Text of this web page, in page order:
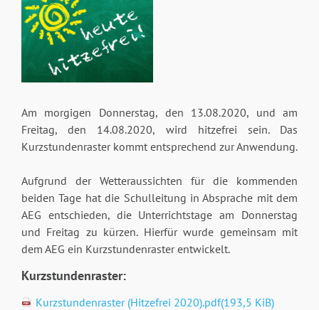
Am morgigen Donnerstag, den 13.08.2020, und am
Freitag, den 14.08.2020, wird hitzefrei sein. Das
Kurzstundenraster kommt entsprechend zur Anwendung.
Aufgrund der Wetteraussichten für die kommenden
beiden Tage hat die Schulleitung in Absprache mit dem
AEG entschieden, die Unterrichtstage am Donnerstag
und Freitag zu kürzen. Hierfür wurde gemeinsam mit
dem AEG ein Kurzstundenraster entwickelt.
Kurzstundenraster:
Kurzstundenraster (Hitzefrei 2020).pdf(193,5 KiB)